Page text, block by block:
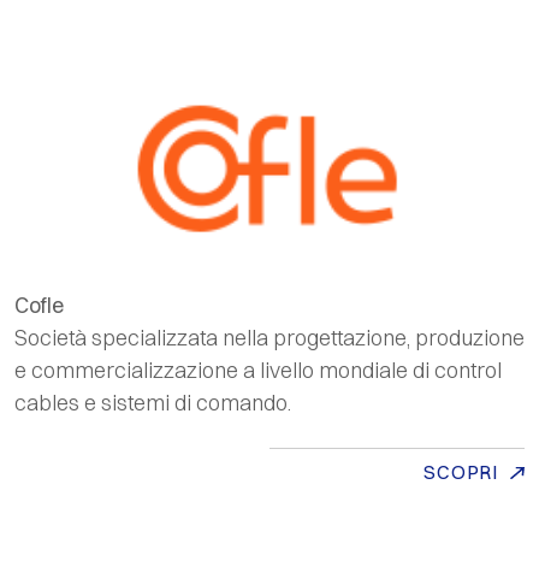
Cofle
Società specializzata nella progettazione, produzione
e commercializzazione a livello mondiale di control
cables e sistemi di comando.
SCOPRI